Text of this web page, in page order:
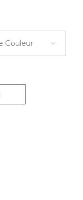
Couleur